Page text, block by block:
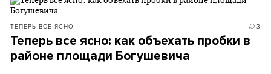
ТЕПЕРЬ ВСЕ ЯСНО 3
Теперь все ясно: как объехать пробки в
районе площади Богушевича